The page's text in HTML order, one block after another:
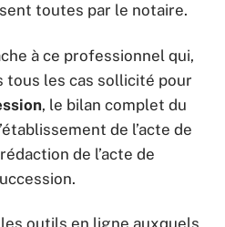
toutes par le notaire.
à ce professionnel qui,
tous les cas sollicité pour
, le bilan complet du
de l’acte de
de l’acte de